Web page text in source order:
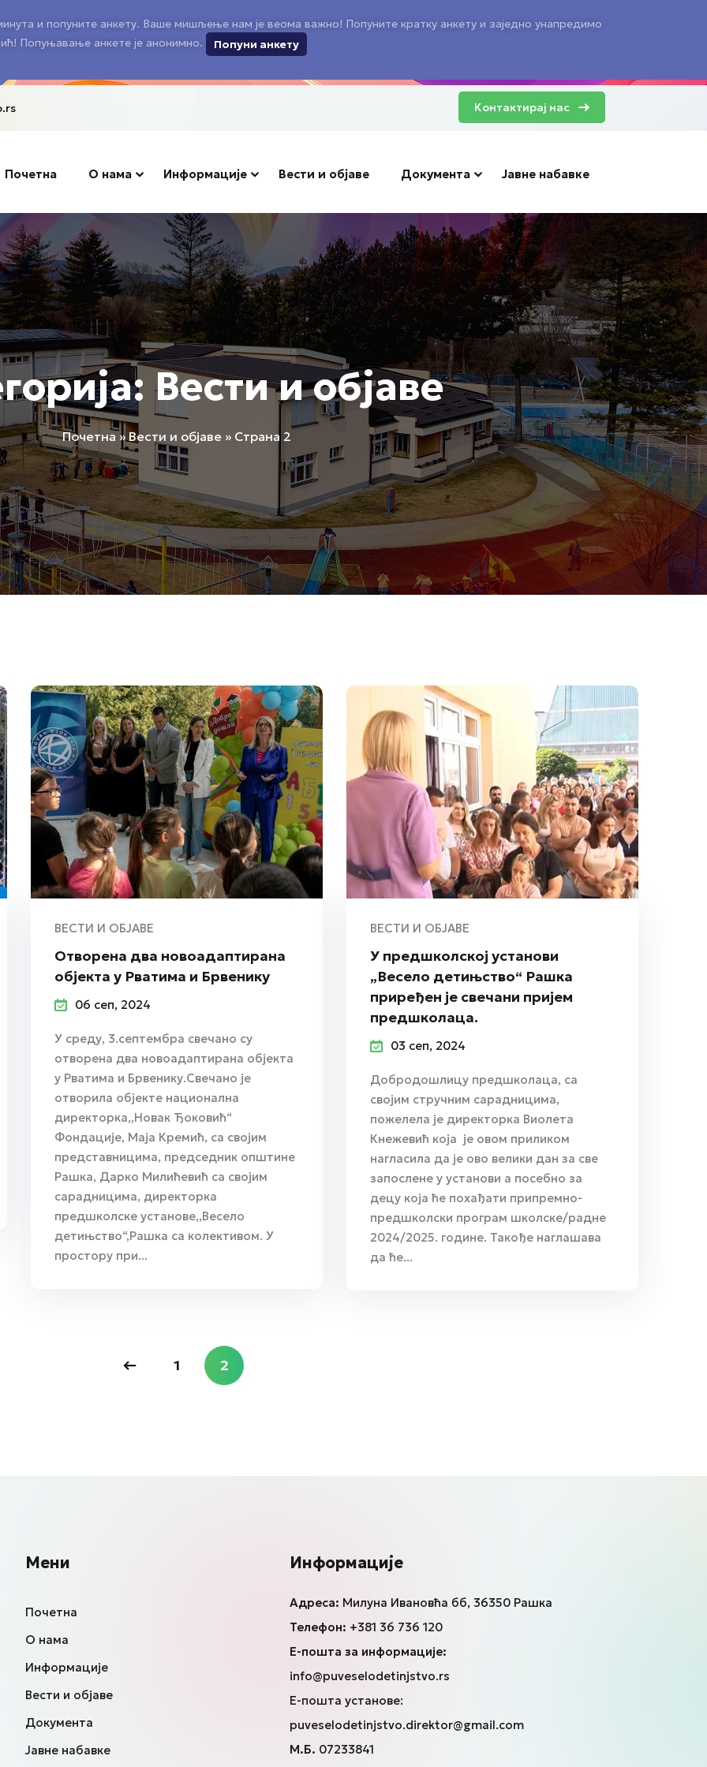
и попуните анкету. Ваше мишљење нам је веома важно! Попуните кратку анкету и заједно унапредимо
Попуњавање анкете је анонимно.
Попуни анкету
Контактирај нас
Почетна О нама Информације Вести и објаве Документа Јавне набавке
Вести и објаве
Почетна»Вести и објаве » Страна 2
ВЕСТИ И ОБЈАВЕ
Oтворена два новоадаптирана
објекта у Рватима и Брвенику
06 сеп, 2024
У среду, 3.септембра свечано су
отворена два новоадаптирана објекта
у Рватима и Брвенику.Свечано је
отворила објекте национална
директорка,,Новак Ђоковић“
Фондације, Маја Кремић, са својим
представницима, председник општине
Рашка, Дарко Милићевић са својим
сарадницима, директорка
предшколске установе,,Весело
детињство“,Рашка са колективом. У
простору при...
ВЕСТИ И ОБЈАВЕ
У предшколској установи
„Весело детињство“ Рашка
приређен је свечани пријем
предшколаца.
03 сеп, 2024
Добродошлицу предшколаца, са
својим стручним сарадницима,
пожелела је директорка Виолета
Кнежевић која је овом приликом
нагласила да је ово велики дан за све
запослене у установи а посебно за
децу која ће похађати припремно-
предшколски програм школске/радне
2024/2025. године. Такође наглашава
да ће...
1 2
Мени
Почетна
О нама
Информације
Вести и објаве
Документа
Јавне набавке
Информације
Адреса: Милуна Ивановћа бб, 36350 Рашка
Телефон: +381 36 736 120
Е-пошта за информације:
info@puveselodetinjstvo.rs
E-пошта установе:
puveselodetinjstvo.direktor@gmail.com
М.Б. 07233841
Don’t have an account? Sign up
Remember me Lost your password?